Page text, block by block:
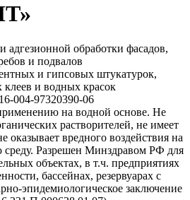
адгезионной обработки фасадов,
и подвалов
и гипсовых штукатурок,
и водных красок
004-97320390-06
на водной основе. Не
растворителей, не имеет
оказывает вредного воздействия на
Разрешен Минздравом РФ для
объектах, в т.ч. предприятиях
бассейнах, резервуарах с
эпидемиологическое заключение